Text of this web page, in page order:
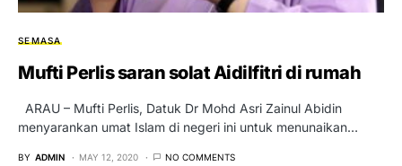
SEMASA
Mufti Perlis saran solat Aidilfitri di rumah
ARAU – Mufti Perlis, Datuk Dr Mohd Asri Zainul Abidin
menyarankan umat Islam di negeri ini untuk menunaikan…
BY ADMIN MAY 12, 2020 NO COMMENTS